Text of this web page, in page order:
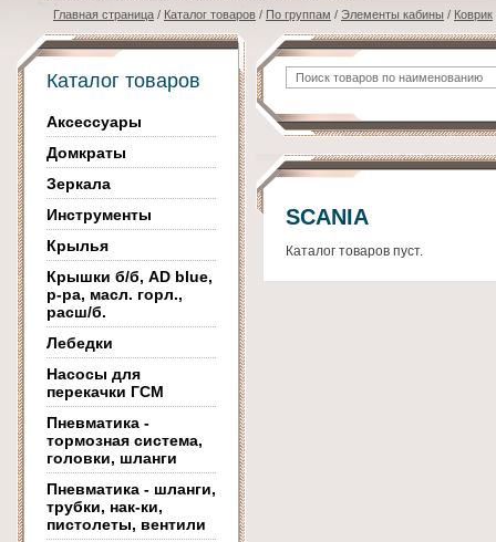
Главная страница / Каталог товаров / По группам / Элементы кабины / Коврик
Каталог товаров
Аксессуары
Домкраты
Зеркала
Инструменты
Крылья
Крышки б/б, AD blue,
р-ра, масл. горл.,
расш/б.
Лебедки
Насосы для
перекачки ГСМ
Пневматика -
тормозная система,
головки, шланги
Пневматика - шланги,
трубки, нак-ки,
пистолеты, вентили
SCANIA
Каталог товаров пуст.